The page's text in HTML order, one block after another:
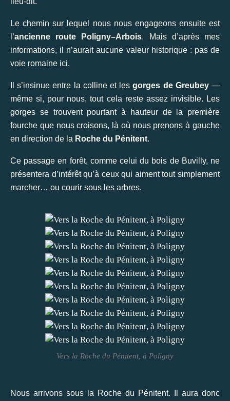
Le chemin sur lequel nous nous engageons ensuite est
l’ancienne route Poligny–Arbois. Mais d’après mes
informations, il n’aurait aucune valeur historique : pas de
voie romaine ici.
Il s’insinue entre la colline et lesgorges de Greubey—
même si, pour nous, tout cela reste assez invisible. Les
gorges se trouvent pourtant à hauteur de la première
fourche que nous croisons, là où nous prenons à gauche
en direction de la Roche du Pénitent.
Ce passage en forêt, comme celui du bois de Buvilly, ne
présentera d’intérêt qu’à ceux qui aiment tout simplement
marcher… ou courir sous les arbres.
Vers la Roche du Pénitent, à Poligny
Nous arrivons sous la Roche du Pénitent. Il aura donc